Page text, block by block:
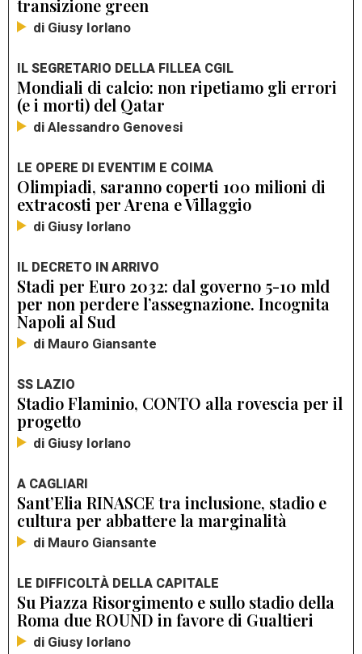
transizione green
di Giusy Iorlano
IL SEGRETARIO DELLA FILLEA CGIL
Mondiali di calcio: non ripetiamo gli errori
(e i morti) del Qatar
di Alessandro Genovesi
LE OPERE DI EVENTIM E COIMA
Olimpiadi, saranno coperti 100 milioni di
extracosti per Arena e Villaggio
di Giusy Iorlano
IL DECRETO IN ARRIVO
Stadi per Euro 2032: dal governo 5-10 mld
per non perdere l’assegnazione. Incognita
Napoli al Sud
di Mauro Giansante
SS LAZIO
Stadio Flaminio, CONTO alla rovescia per il
progetto
di Giusy Iorlano
A CAGLIARI
Sant’Elia RINASCE tra inclusione, stadio e
cultura per abbattere la marginalità
di Mauro Giansante
LE DIFFICOLTÀ DELLA CAPITALE
Su Piazza Risorgimento e sullo stadio della
Roma due ROUND in favore di Gualtieri
di Giusy Iorlano